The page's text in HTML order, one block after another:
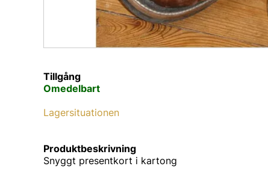
Tillgång
Omedelbart
Lagersituationen
Produktbeskrivning
Snyggt presentkort i kartong